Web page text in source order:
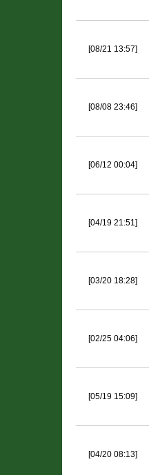
[08/21 13:57]
[08/08 23:46]
[06/12 00:04]
[04/19 21:51]
[03/20 18:28]
[02/25 04:06]
[05/19 15:09]
[04/20 08:13]